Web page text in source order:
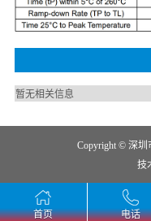
暂无相关信息
Copyright © 深
技
首页 电话